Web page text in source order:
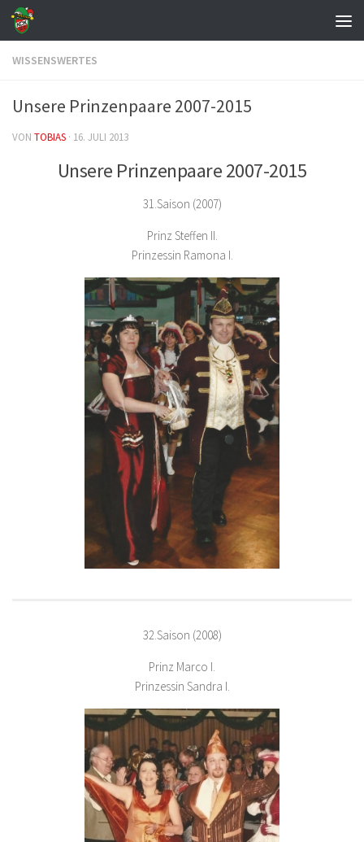
Zum Inhalt springen
WISSENSWERTES
Unsere Prinzenpaare 2007-2015
VON TOBIAS · 16. JULI 2013
Unsere Prinzenpaare 2007-2015
31.Saison (2007)
Prinz Steffen II.
Prinzessin Ramona I.
32.Saison (2008)
Prinz Marco I.
Prinzessin Sandra I.